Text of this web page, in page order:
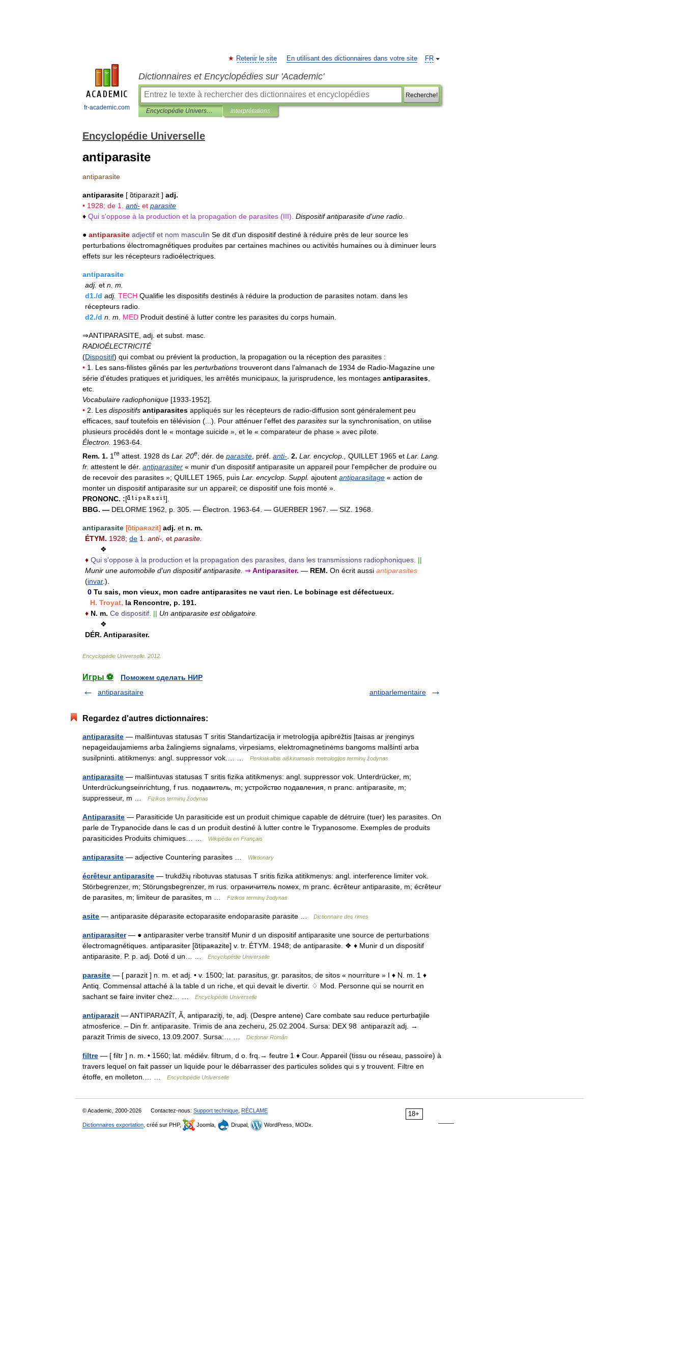
fr-academic.com
FR
Retenir le site En utilisant des dictionnaires dans votre site
Dictionnaires et Encyclopédies sur 'Academic'
Recherche!
Encyclopédie Universelle interprétations
Encyclopédie Universelle
antiparasite
antiparasite
antiparasite [ ɑ̃tiparazit ] adj.
• 1928; de 1 anti- et parasite
♦ Qui s'oppose à la production et la propagation de parasites (III). Dispositif antiparasite d'une radio
● antiparasite adjectif et nom masculin Se dit d'un dispositif destiné à réduire près de leur source les
perturbations électromagnétiques produites par certaines machines ou activités humaines ou à diminuer leurs
effets sur les récepteurs radioélectriques
antiparasite
adj. et n m
d1./d adj. TECH Qualifie les dispositifs destinés à réduire la production de parasites notam dans les
récepteurs radio
d2./d n m MED Produit destiné à lutter contre les parasites du corps humain
⇒ANTIPARASITE adj et subst masc
RADIOÉLECTRICITÉ
(Dispositif) qui combat ou prévient la production la propagation ou la réception des parasites :
• 1 Les sans-filistes gênés par les perturbations trouveront dans l'almanach de 1934 de Radio-Magazine une
série d'études pratiques et juridiques les arrêtés municipaux la jurisprudence les montages antiparasites
etc
Vocabulaire radiophonique [1933-1952].
• 2 Les dispositifs antiparasites appliqués sur les récepteurs de radio-diffusion sont généralement peu
efficaces sauf toutefois en télévision (...). Pour atténuer l'effet des parasites sur la synchronisation on utilise
plusieurs procédés dont le « montage suicide », et le « comparateur de phase » avec pilote
Électron 1963-64
Rem. 1. 1 re attest 1928 ds Lar. 20e; dér. de parasite préf anti- 2. Lar. encyclop QUILLET 1965 et Lar. Lang
fr. attestent le dér. antiparasiter « munir d'un dispositif antiparasite un appareil pour l'empêcher de produire ou
de recevoir des parasites »; QUILLET 1965 puis Lar. encyclop Suppl. ajoutent antiparasitage « action de
monter un dispositif antiparasite sur un appareil; ce dispositif une fois monté ».
PRONONC. :[
].
BBG. — DELORME 1962 p 305 . — Électron 1963-64 . — GUERBER 1967 . — SIZ 1968
antiparasite [ɑ̃tipaʀazit] adj. et n. m.
ÉTYM. 1928; de 1 anti-, et parasite
❖
♦ Qui s'oppose à la production et la propagation des parasites dans les transmissions radiophoniques ||
Munir une automobile d'un dispositif antiparasite ⇒ Antiparasiter. — REM. On écrit aussi antiparasites
(invar.).
0 Tu sais, mon vieux, mon cadre antiparasites ne vaut rien. Le bobinage est défectueux.
H. Troyat, la Rencontre, p. 191.
♦ N. m. Ce dispositif || Un antiparasite est obligatoire
❖
DÉR. Antiparasiter.
Encyclopédie Universelle 2012
Игры ⚽
Поможем сделать НИР
antiparasitaire
antiparlementaire
Regardez d'autres dictionnaires:
antiparasite — malšintuvas statusas T sritis Standartizacija ir metrologija apibrėžtis Įtaisas ar įrenginys
nepageidaujamiems arba žalingiems signalams, virpesiams, elektromagnetinėms bangoms malšinti arba
susilpninti. atitikmenys: angl. suppressor vok.… …
Penkiakalbis aiškinamasis metrologijos terminų žodynas
antiparasite — malšintuvas statusas T sritis fizika atitikmenys: angl. suppressor vok. Unterdrücker, m;
Unterdrückungseinrichtung, f rus. подавитель, m; устройство подавления, n pranc. antiparasite, m;
suppresseur, m …
Fizikos terminų žodynas
Antiparasite — Parasiticide Un parasiticide est un produit chimique capable de détruire (tuer) les parasites. On
parle de Trypanocide dans le cas d un produit destiné à lutter contre le Trypanosome. Exemples de produits
parasiticides Produits chimiques… …
Wikipédia en Français
antiparasite — adjective Countering parasites … Wiktionary
écrêteur antiparasite — trukdžių ribotuvas statusas T sritis fizika atitikmenys: angl. interference limiter vok.
Störbegrenzer, m; Störungsbegrenzer, m rus. ограничитель помех, m pranc. écrêteur antiparasite, m; écrêteur
de parasites, m; limiteur de parasites, m …
Fizikos terminų žodynas
asite — antiparasite déparasite ectoparasite endoparasite parasite … Dictionnaire des rimes
antiparasiter— ● antiparasiter verbe transitif Munir d un dispositif antiparasite une source de perturbations
électromagnétiques. antiparasiter [ɑ̃tipaʀazite] v. tr. ÉTYM. 1948; de antiparasite. ❖ ♦ Munir d un dispositif
antiparasite. P. p. adj. Doté d un… …
Encyclopédie Universelle
parasite — [ parazit ] n. m. et adj. • v. 1500; lat. parasitus, gr. parasitos, de sitos « nourriture » I ♦ N. m. 1 ♦
Antiq. Commensal attaché à la table d un riche, et qui devait le divertir. ♢ Mod. Personne qui se nourrit en
sachant se faire inviter chez… …
Encyclopédie Universelle
antiparazit — ANTIPARAZÍT, Ă, antiparaziţi, te, adj. (Despre antene) Care combate sau reduce perturbaţiile
atmosferice. – Din fr. antiparasite. Trimis de ana zecheru, 25.02.2004. Sursa: DEX 98 antiparazít adj. →
parazit Trimis de siveco, 13.09.2007. Sursa:… …
Dicționar Român
filtre — [ filtr ] n. m. • 1560; lat. médiév. filtrum, d o. frq.→ feutre 1 ♦ Cour. Appareil (tissu ou réseau, passoire) à
travers lequel on fait passer un liquide pour le débarrasser des particules solides qui s y trouvent. Filtre en
étoffe, en molleton.… …
Encyclopédie Universelle
18+
© Academic, 2000-2026 Contactez-nous: Support technique RÉCLAME
Dictionnaires exportation , créé sur PHP, Joomla, Drupal, WordPress, MODx.